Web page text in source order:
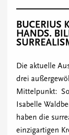
BUCERIUS
HANDS.
Die aktuelle
drei
Mittelpunkt:
Isabelle
haben die
einzigartigen